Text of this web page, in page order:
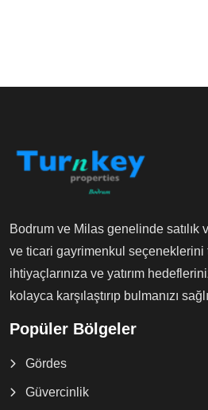
Bodrum ve Milas genelinde satılık
ve ticari gayrimenkul seçeneklerini
ihtiyaçlarınıza ve yatırım
kolayca karşılaştırıp bulmanızı
Popüler Bölgeler
Gördes
Güvercinlik